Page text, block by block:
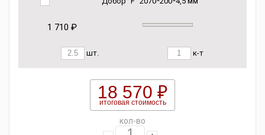
1 710 ₽
шт. к-т
18 570 ₽
итоговая стоимость
кол-во